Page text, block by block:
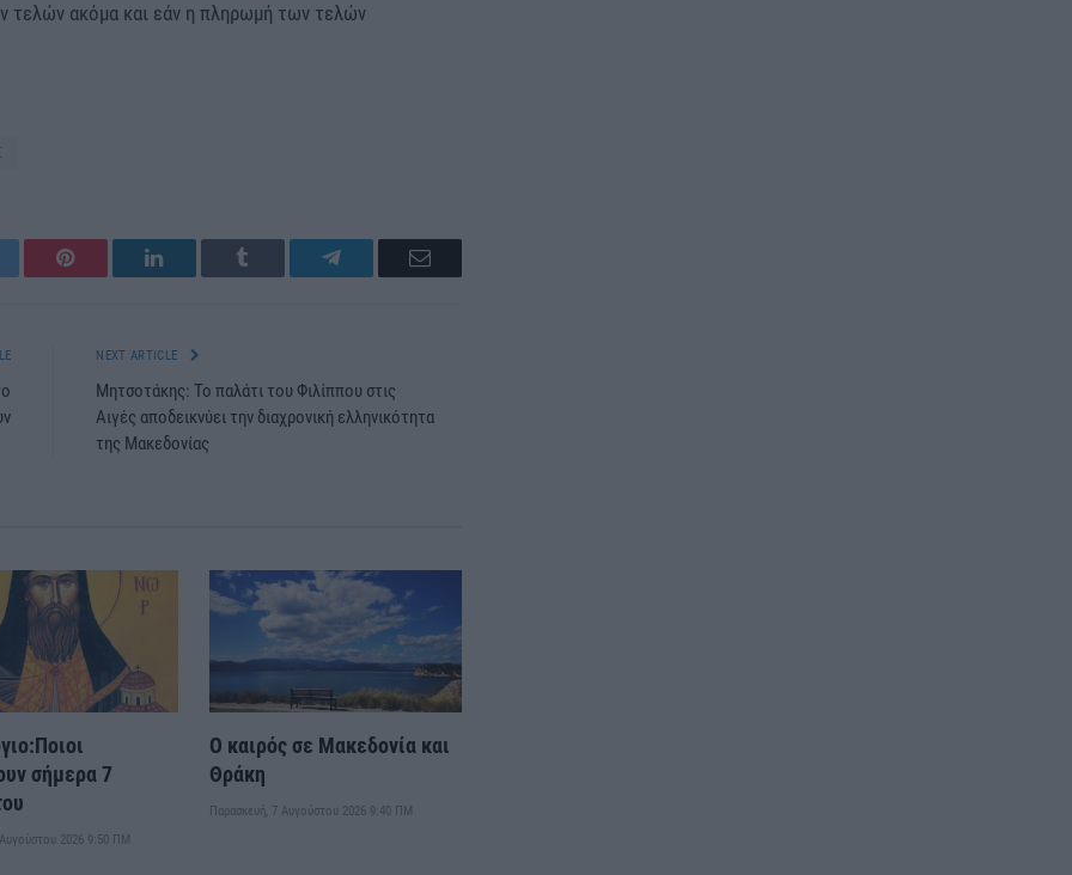
τελών ακόμα και εάν η πληρωμή των τελών
Pinterest LinkedIn Tumblr Telegram Email
NEXT ARTICLE
Μητσοτάκης: Το παλάτι του Φιλίππου στις
Αιγές αποδεικνύει την διαχρονική ελληνικότητα
της Μακεδονίας
σήμερα 7
2026 9:50 ΠΜ
Ο καιρός σε Μακεδονία και
Θράκη
Παρασκευή, 7 Αυγούστου 2026 9:40 ΠΜ